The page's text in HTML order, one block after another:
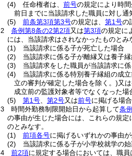
(4)
任命権者は、 前号の規定により時
前日までに当該請求した職員に対し通
(5)
前条第3項第3号の規定は、 第1号の
2
条例第8条の2第2項又は第3項の規定に
には、当該請求はされなかったものとみ
(1)
当該請求に係る子が死亡した場合
(2)
当該請求に係る子が離縁又は養子
(3)
当該請求をした職員が当該請求に
(4)
当該請求に係る特別養子縁組の成
立の審判が確定した場合を除く。)又
成立前の監護対象者等でなくなった場
(5)
第1号 第2号又は前号に掲げる場
3
時間外勤務制限開始日から起算して条
の事由が生じた場合には、これらの規
のとみなす。
(1)
前項各号に掲げるいずれかの事由
(2)
当該請求に係る子が小学校就学の
4
前2項に規定する場合においては、職員